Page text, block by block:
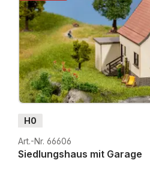
H0
Art.-Nr. 66606
Siedlungshaus mit Garage